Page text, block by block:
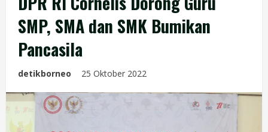
SMP, SMA dan SMK Bumikan
Pancasila
detikborneo 25 Oktober 2022